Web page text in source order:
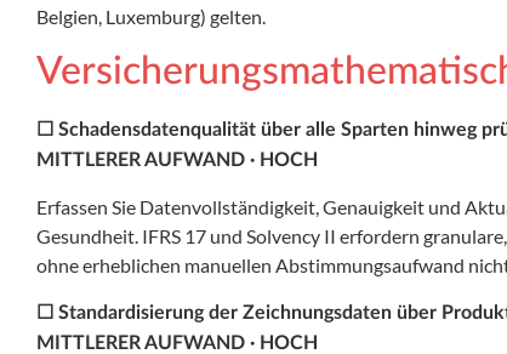
Belgien, Luxemburg) gelten.
☐ Schadensdatenqualität über alle Sparten hinweg
MITTLERER AUFWAND · HOCH
Erfassen Sie Datenvollständigkeit, Genauigkeit und
Gesundheit. IFRS 17 und Solvency II erfordern
ohne erheblichen manuellen Abstimmungsaufwand
☐ Standardisierung der Zeichnungsdaten über
MITTLERER AUFWAND · HOCH